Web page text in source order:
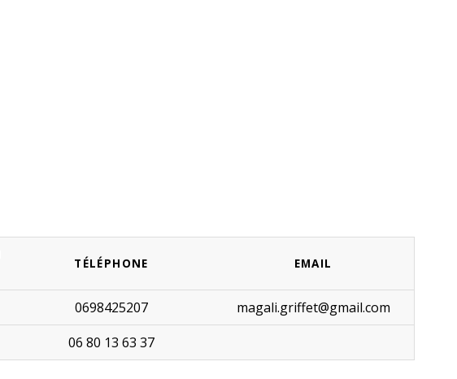
TÉLÉPHONE EMAIL
0698425207
magali.griffet@gmail.com
06 80 13 63 37